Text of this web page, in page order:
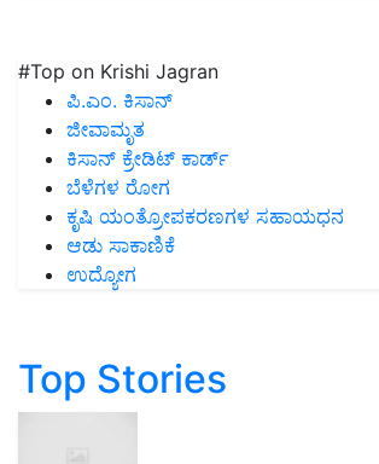
#Top on Krishi Jagran
ಪಿ.ಎಂ. ಕಿಸಾನ್
ಜೀವಾಮೃತ
ಕಿಸಾನ್ ಕ್ರೇಡಿಟ್ ಕಾರ್ಡ್
ಬೆಳೆಗಳ ರೋಗ
ಕೃಷಿ ಯಂತ್ರೋಪಕರಣಗಳ ಸಹಾಯಧನ
ಆಡು ಸಾಕಾಣಿಕೆ
ಉದ್ಯೋಗ
Top Stories